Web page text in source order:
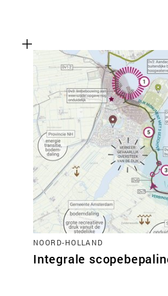
NOORD-HOLLAND
Integrale